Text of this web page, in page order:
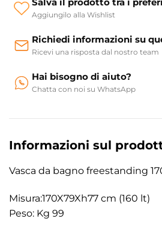
Aggiungilo alla Wishlist
Richiedi informazioni su
Ricevi una risposta dal nostro team
Hai bisogno di aiuto?
Chatta con noi su WhatsApp
Informazioni sul
Vasca da bagno freestanding
Misura:170X79Xh77 cm (160 lt)
Peso: Kg 99